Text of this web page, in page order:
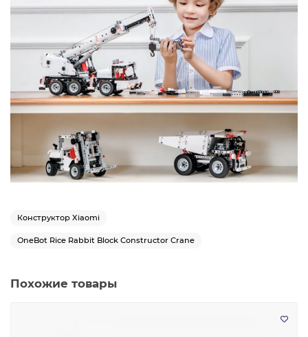
Конструктор Xiaomi
OneBot Rice Rabbit Block Сonstructor Crane
Похожие товары